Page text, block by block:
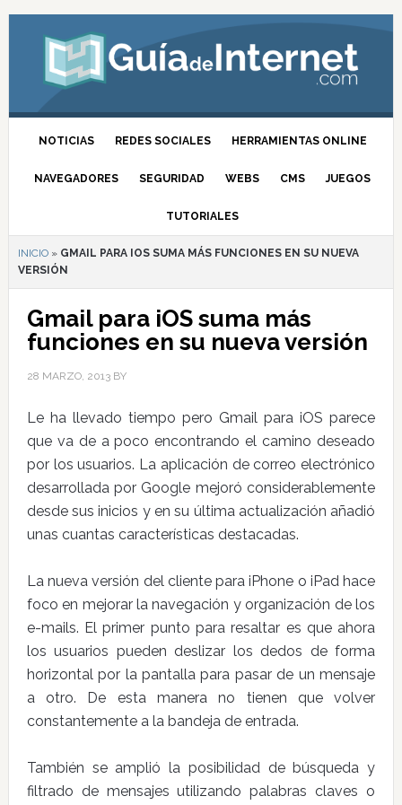
NOTICIAS REDES SOCIALES HERRAMIENTAS ONLINE
NAVEGADORES SEGURIDAD WEBS CMS JUEGOS
TUTORIALES
INICIO» GMAIL PARA IOS SUMA MÁS FUNCIONES EN SU NUEVA
VERSIÓN
Gmail para iOS suma más
funciones en su nueva versión
28 MARZO, 2013BY
Le ha llevado tiempo pero Gmail para iOS parece
que va de a poco encontrando el camino deseado
por los usuarios. La aplicación de correo electrónico
desarrollada por Google mejoró considerablemente
desde sus inicios y en su última actualización añadió
unas cuantas características destacadas.
La nueva versión del cliente para iPhone o iPad hace
foco en mejorar la navegación y organización de los
e-mails. El primer punto para resaltar es que ahora
los usuarios pueden deslizar los dedos de forma
horizontal por la pantalla para pasar de un mensaje
a otro. De esta manera no tienen que volver
constantemente a la bandeja de entrada.
También se amplió la posibilidad de búsqueda y
filtrado de mensajes utilizando palabras claves o